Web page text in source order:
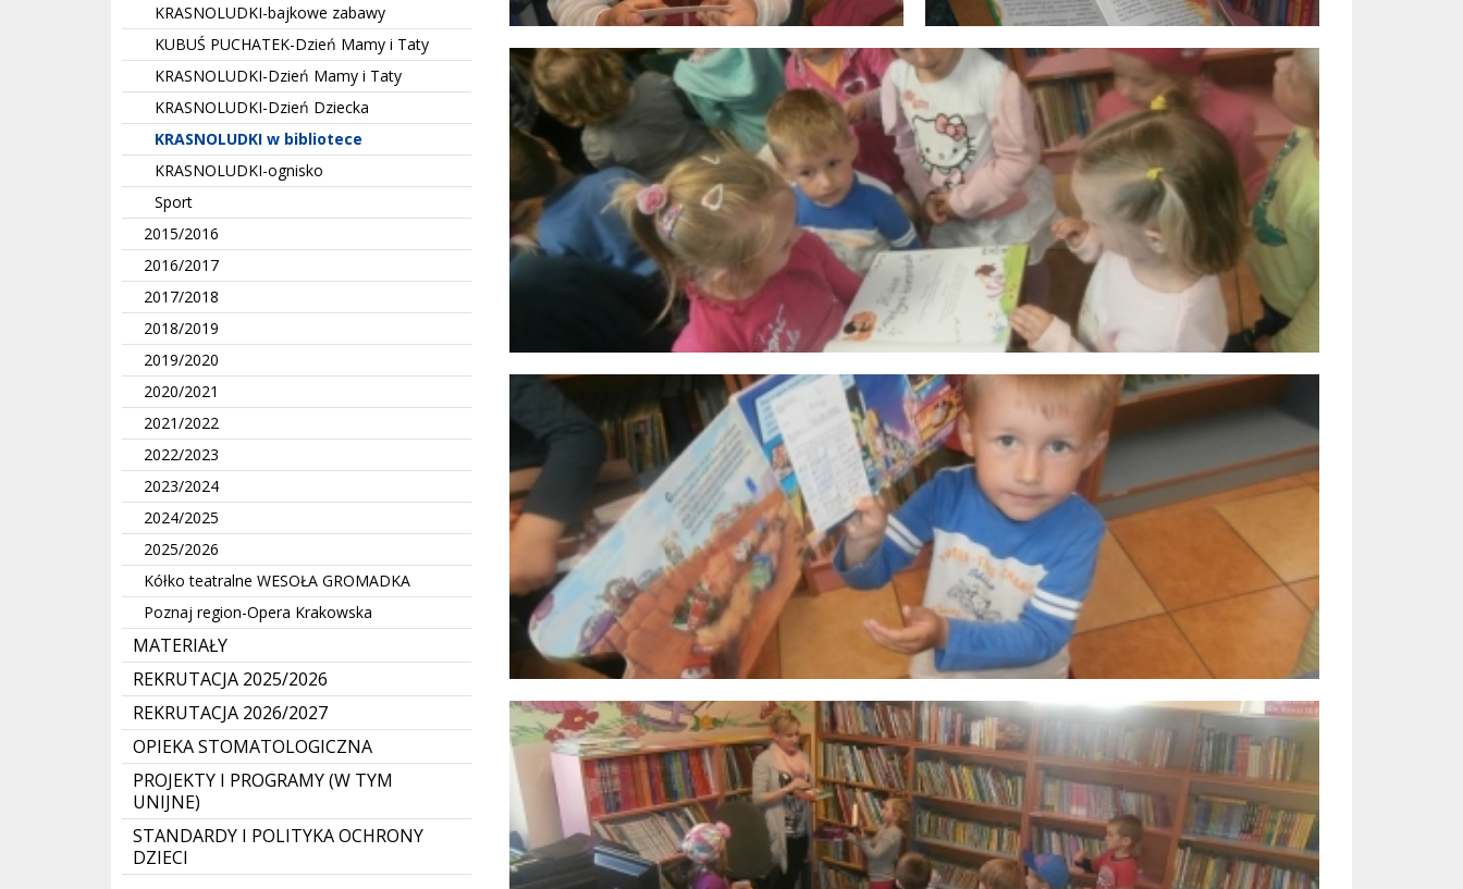
KRASNOLUDKI-bajkowe zabawy
KUBUŚ PUCHATEK-Dzień Mamy i Taty
KRASNOLUDKI-Dzień Mamy i Taty
KRASNOLUDKI-Dzień Dziecka
KRASNOLUDKI w bibliotece
KRASNOLUDKI-ognisko
Sport
2015/2016
2016/2017
2017/2018
2018/2019
2019/2020
2020/2021
2021/2022
2022/2023
2023/2024
2024/2025
2025/2026
Kółko teatralne WESOŁA GROMADKA
Poznaj region-Opera Krakowska
MATERIAŁY
REKRUTACJA 2025/2026
REKRUTACJA 2026/2027
OPIEKA STOMATOLOGICZNA
PROJEKTY I PROGRAMY (W TYM
UNIJNE)
STANDARDY I POLITYKA OCHRONY
DZIECI